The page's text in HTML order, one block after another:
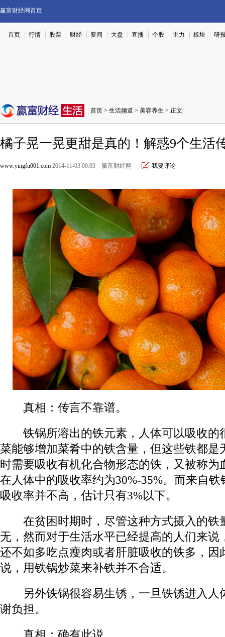
赢富财经网首页
首页 行情 股票 财经 要闻 大盘 直播 个股 主力 板块 研
首页 > 生活频道 > 美容养生 > 正文
橘子晃一晃更甜是真的！解惑9个生活
www.yingfu001.com 2014-11-03 00:03 赢富财经网 我要评论
真相： 传言不靠谱。
铁锅所溶出的铁元素，人体可以吸收的
菜能够增加菜肴中的铁含量，但这些铁都是
时需要吸收有机化合物形态的铁，又被称为
在人体中的吸收率约为30%-35%。而来自
吸收率并不高，估计只有3%以下。
在贫困时期时，尽管这种方式摄入的铁
无，然而对于生活水平已经提高的人们来说
还不如多吃点瘦肉或者肝脏吸收的铁多，因
说，用铁锅炒菜来补铁并不合适。
另外铁锅很容易生锈，一旦铁锈进入人
谢负担。